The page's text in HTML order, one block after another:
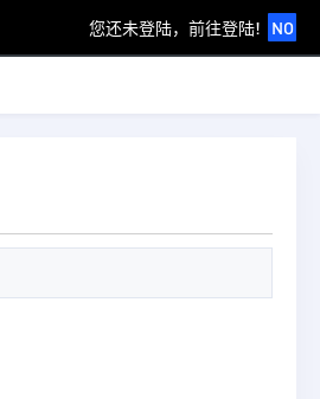
您还未登陆，前往登陆! NO